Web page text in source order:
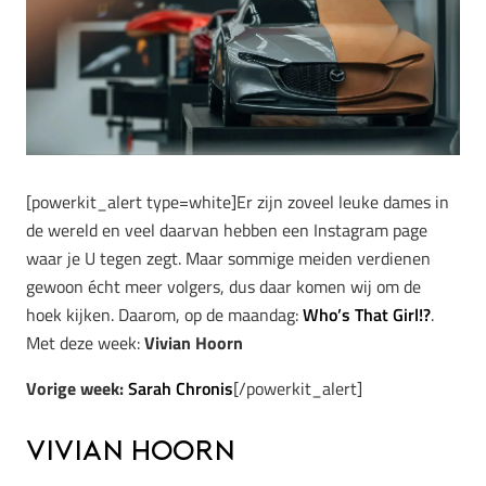
[powerkit_alert type=white]Er zijn zoveel leuke dames in
de wereld en veel daarvan hebben een Instagram page
waar je U tegen zegt. Maar sommige meiden verdienen
gewoon écht meer volgers, dus daar komen wij om de
hoek kijken. Daarom, op de maandag:Who’s That Girl!?.
Met deze week:Vivian Hoorn
Vorige week:Sarah Chronis[/powerkit_alert]
Vivian Hoorn